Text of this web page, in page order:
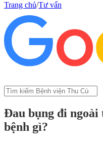
Trang chủ/Tư vấn
Đau bụng đi ngoài
bệnh gì?